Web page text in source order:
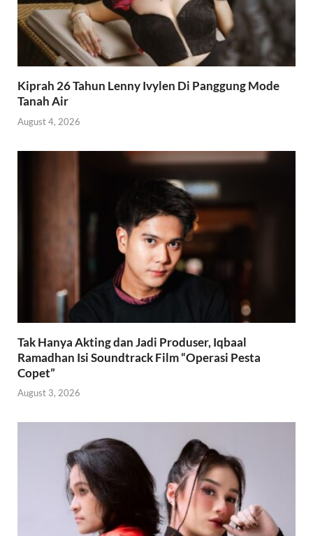
Kiprah 26 Tahun Lenny Ivylen Di Panggung Mode
Tanah Air
August 4, 2026
Tak Hanya Akting dan Jadi Produser, Iqbaal
Ramadhan Isi Soundtrack Film “Operasi Pesta
Copet”
August 3, 2026